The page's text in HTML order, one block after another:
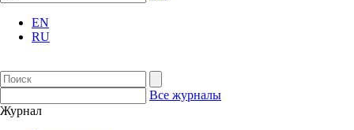
EN
RU
Все журналы
Журнал